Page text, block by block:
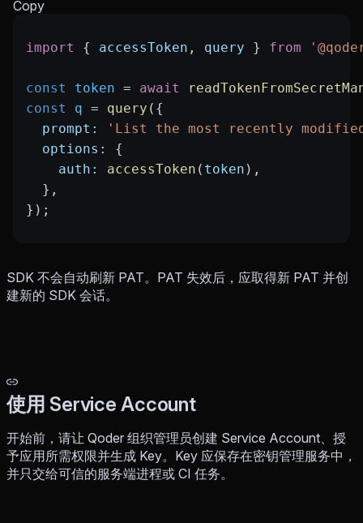
Copy
import { accessToken , query } from
const token = await
const
q = query ({
  prompt:
'List the most recently
  options:
{
    auth:
accessToken ( token ),
  },
});
SDK 不会自动刷新 PAT。PAT 失效后，应取得新 PAT 并创
建新的 SDK 会话。
使用 Service Account
开始前，请让 Qoder 组织管理员创建 Service Account、授
予应用所需权限并生成 Key。Key 应保存在密钥管理服务中，
并只交给可信的服务端进程或 CI 任务。